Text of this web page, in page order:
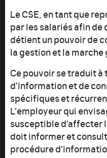
Le CSE, en tant que
par les salariés afin
détient un pouvoir de
la gestion et la
Ce pouvoir se traduit
d'information et de
spécifiques et
L'employeur qui
susceptible d'affecter
doit informer et
procédure